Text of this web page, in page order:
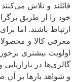
قائلند و تلاش
خود را از طریق
ارتباط باشند. اما
معرفی کالا و
اولویت بیشتری
گالری‌ها در
و شواهد بارها بر